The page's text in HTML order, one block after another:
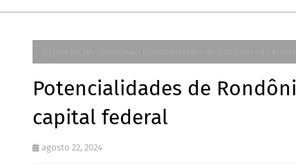
Potencialidades de
capital federal
agosto 22, 2024